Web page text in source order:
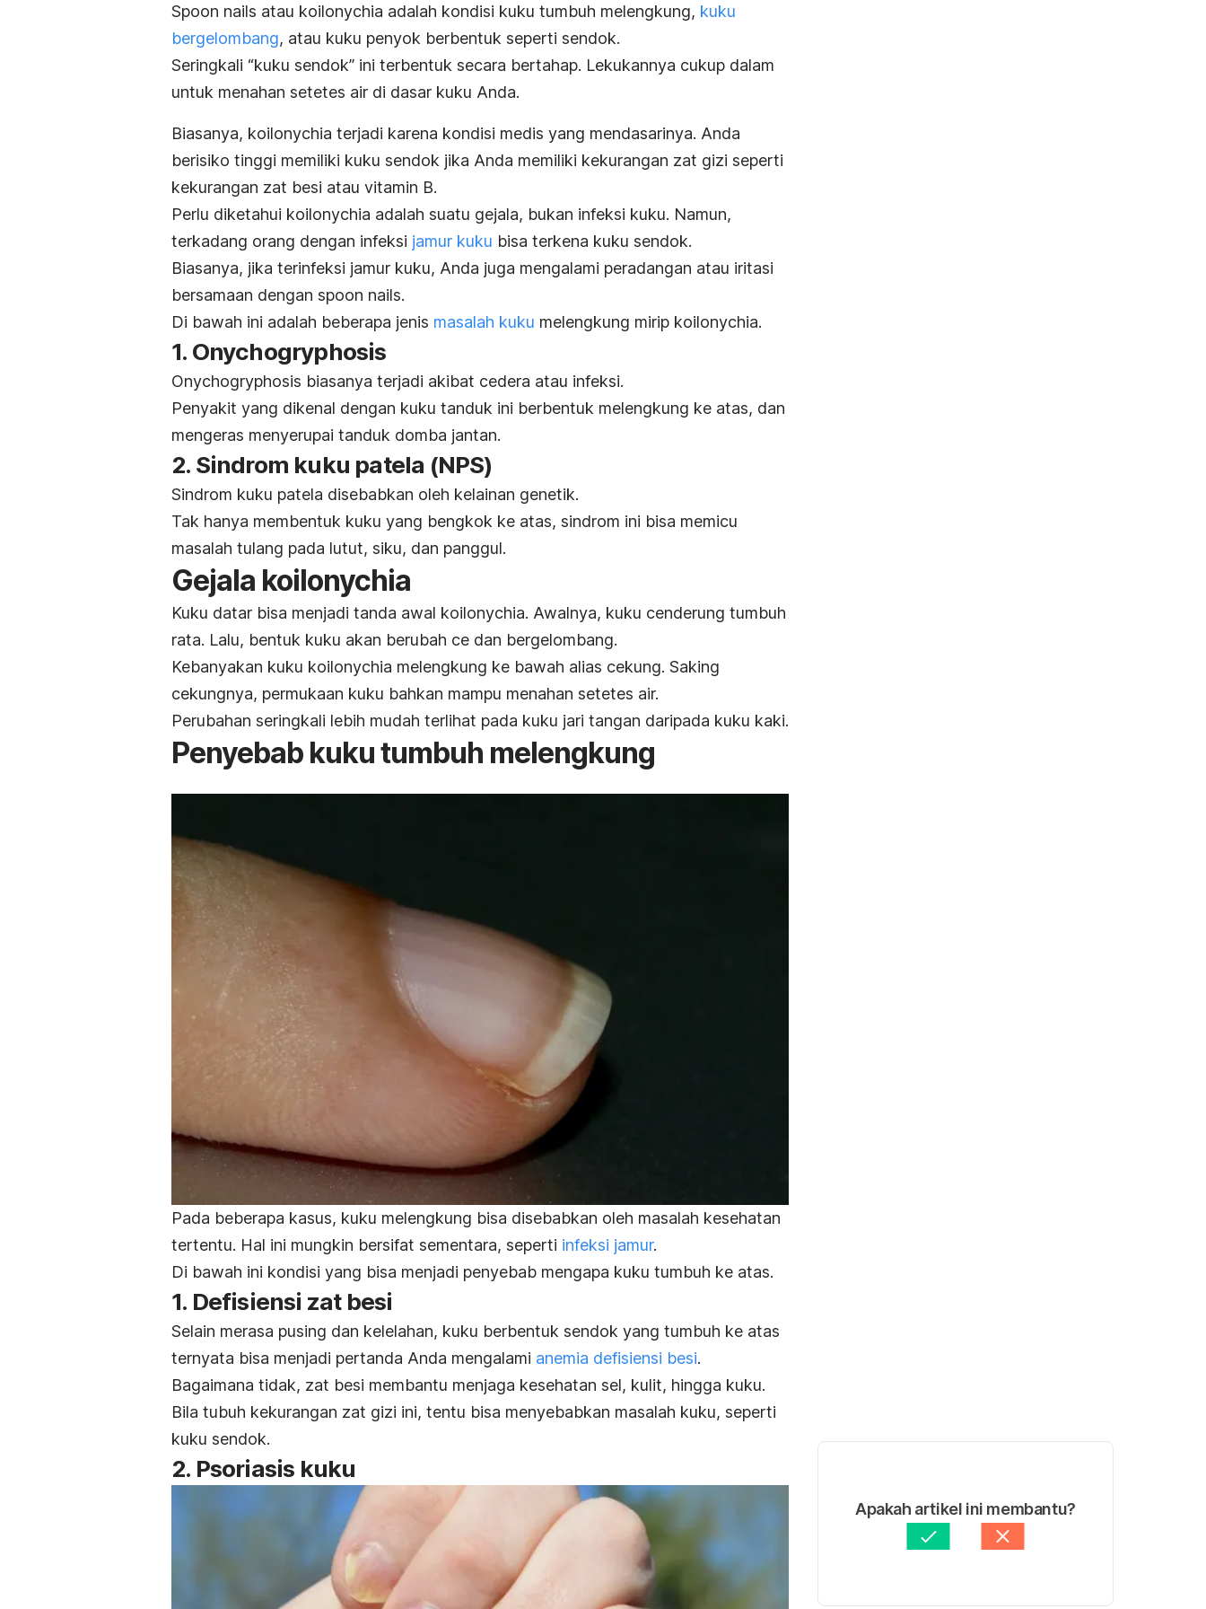
Spoon nails atau koilonychia adalah kondisi kuku tumbuh melengkung, kuku
bergelombang, atau kuku penyok berbentuk seperti sendok.
Seringkali “kuku sendok” ini terbentuk secara bertahap. Lekukannya cukup dalam
untuk menahan setetes air di dasar kuku Anda.
Biasanya, koilonychia terjadi karena kondisi medis yang mendasarinya. Anda
berisiko tinggi memiliki kuku sendok jika Anda memiliki kekurangan zat gizi seperti
kekurangan zat besi atau vitamin B.
Perlu diketahui koilonychia adalah suatu gejala, bukan infeksi kuku. Namun,
terkadang orang dengan infeksi jamur kuku bisa terkena kuku sendok.
Biasanya, jika terinfeksi jamur kuku, Anda juga mengalami peradangan atau iritasi
bersamaan dengan spoon nails.
Di bawah ini adalah beberapa jenis masalah kuku melengkung mirip koilonychia.
1. Onychogryphosis
Onychogryphosis biasanya terjadi akibat cedera atau infeksi.
Penyakit yang dikenal dengan kuku tanduk ini berbentuk melengkung ke atas, dan
mengeras menyerupai tanduk domba jantan.
2. Sindrom kuku patela (NPS)
Sindrom kuku patela disebabkan oleh kelainan genetik.
Tak hanya membentuk kuku yang bengkok ke atas, sindrom ini bisa memicu
masalah tulang pada lutut, siku, dan panggul.
Gejala koilonychia
Kuku datar bisa menjadi tanda awal koilonychia. Awalnya, kuku cenderung tumbuh
rata. Lalu, bentuk kuku akan berubah ce dan bergelombang.
Kebanyakan kuku koilonychia melengkung ke bawah alias cekung. Saking
cekungnya, permukaan kuku bahkan mampu menahan setetes air.
Perubahan seringkali lebih mudah terlihat pada kuku jari tangan daripada kuku kaki.
Penyebab kuku tumbuh melengkung
Pada beberapa kasus, kuku melengkung bisa disebabkan oleh masalah kesehatan
tertentu. Hal ini mungkin bersifat sementara, seperti infeksi jamur.
Di bawah ini kondisi yang bisa menjadi penyebab mengapa kuku tumbuh ke atas.
1. Defisiensi zat besi
Selain merasa pusing dan kelelahan, kuku berbentuk sendok yang tumbuh ke atas
ternyata bisa menjadi pertanda Anda mengalami anemia defisiensi besi.
Bagaimana tidak, zat besi membantu menjaga kesehatan sel, kulit, hingga kuku.
Bila tubuh kekurangan zat gizi ini, tentu bisa menyebabkan masalah kuku, seperti
kuku sendok.
2. Psoriasis kuku
Apakah artikel ini membantu?